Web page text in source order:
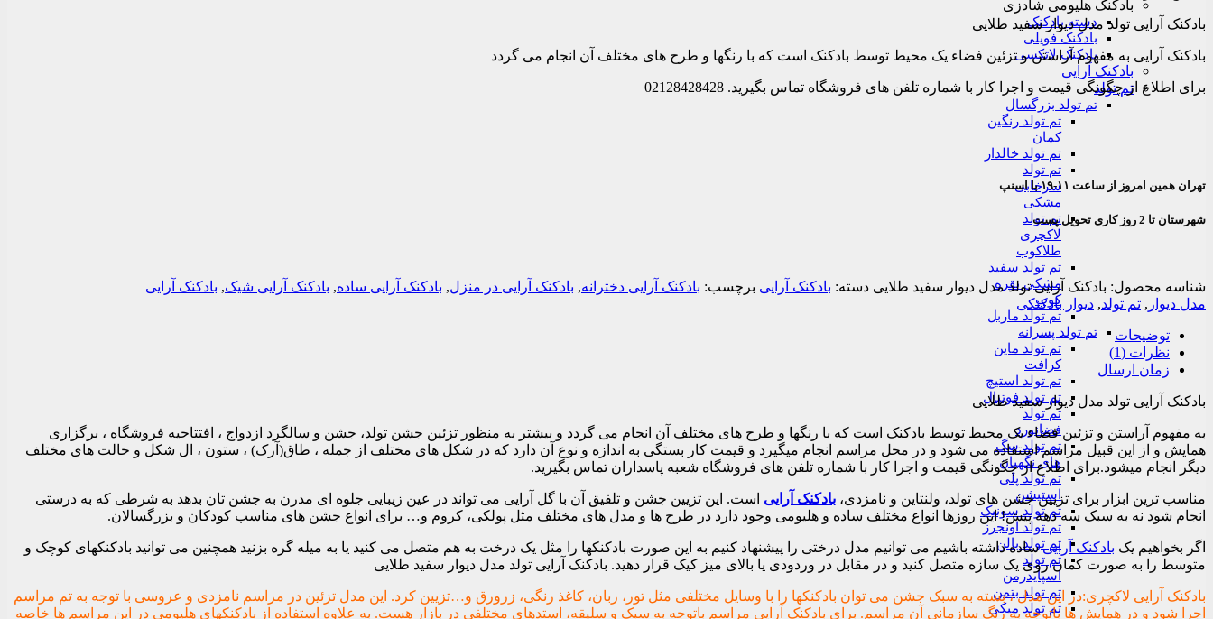
بادکنک هلیومی شادزی
دسته بادکنک
بادکنک فویلی
بادکنک لاتکسی
بادکنک آرایی
تم تولد
تم تولد بزرگسال
تم تولد رنگین
کمان
تم تولد خالدار
تم تولد
سرخابی
مشکی
تم تولد
لاکچری
طلاکوب
تم تولد سفید
مشکی نقره
کوب
تم تولد ماربل
تم تولد پسرانه
تم تولد ماین
کرافت
تم تولد استیچ
تم تولد فوتبال
تم تولد
فضانورد
تم تولد سگ
های نگهبان
تم تولد پلی
استیشن
تم تولد سونیک
تم تولد اونجرز
تم تولد بالن
تم تولد
اسپایدرمن
تم تولد بتمن
تم تولد میکی
بادکنک آرایی تولد مدل دیوار سفید طلایی
بادکنک آرایی به مفهوم آراستن و تزئین فضاء یک محیط توسط بادکنک است که با رنگها و طرح های مختلف آن انجام می گردد
برای اطلاع از چگونگی قیمت و اجرا کار با شماره تلفن های فروشگاه تماس بگیرید. 02128428428
تهران همین امروز از ساعت ۱۱-۱۹ با اسنپ
شهرستان تا 2 روز کاری تحویل پست
شناسه محصول: بادکنک آرایی تولد مدل دیوار سفید طلایی دسته: بادکنک آرایی برچسب: بادکنک آرایی دخترانه, بادکنک آرایی در منزل, بادکنک آرایی ساده, بادکنک آرایی شیک, بادکنک آرایی
مدل دیوار , تم تولد, دیوار بادکنکی
توضیحات
نظرات (1)
زمان ارسال
بادکنک آرایی تولد مدل دیوار سفید طلایی
به مفهوم آراستن و تزئین فضاء یک محیط توسط بادکنک است که با رنگها و طرح های مختلف آن انجام می گردد و بیشتر به منظور تزئین جشن تولد، جشن و سالگرد ازدواج ، افتتاحیه فروشگاه ، برگزاری
همایش و از این قبیل مراسم استفاده می شود و در محل مراسم انجام میگیرد و قیمت کار بستگی به اندازه و نوع آن دارد که در شکل های مختلف از جمله ، طاق(آرک) ، ستون ، ال شکل و حالت های مختلف
دیگر انجام میشود.برای اطلاع از چگونگی قیمت و اجرا کار با شماره تلفن های فروشگاه شعبه پاسداران تماس بگیرید.
مناسب ترین ابزار برای تزیین جشن های تولد، ولنتاین و نامزدی، بادکنک آرایی است. این تزیین جشن و تلفیق آن با گل آرایی می تواند در عین زیبایی جلوه ای مدرن به جشن تان بدهد به شرطی که به درستی
انجام شود نه به سبک سه دهه پیش! این روزها انواع مختلف ساده و هلیومی وجود دارد در طرح ها و مدل های مختلف مثل پولکی، کروم و… برای انواع جشن های مناسب کودکان و بزرگسالان.
اگر بخواهیم یک بادکنک آراییساده داشته باشیم می توانیم مدل درختی را پیشنهاد کنیم به این صورت بادکنکها را مثل یک درخت به هم متصل می کنید یا به میله گره بزنید همچنین می توانید بادکنکهای کوچک و
متوسط را به صورت کمان روی یک سازه متصل کنید و در مقابل در وردودی یا بالای میز کیک قرار دهید. بادکنک آرایی تولد مدل دیوار سفید طلایی
بادکنک آرایی لاکچری:در این مدل ، بسته به سبک جشن می توان بادکنکها را با وسایل مختلفی مثل تور، ربان، کاغذ رنگی، زرورق و…تزیین کرد. این مدل تزئین در مراسم نامزدی و عروسی با توجه به تم مراسم
اجرا شود و در همایش ها باتوجه به رنگ سازمانی آن مراسم. برای بادکنک آرایی مراسم باتوجه به سبک و سلیقه، استدهای مختلفی در بازار هست. به علاوه استفاده از بادکنکهای هلیومی در این مراسم ها خاصه